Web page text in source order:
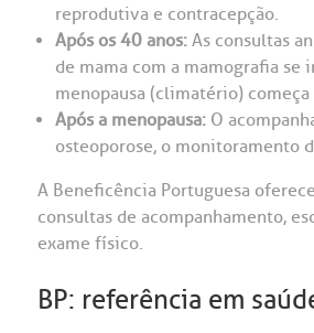
reprodutiva e contracepção.
Após os 40 anos:As consultas
de mama com a mamografia se
menopausa (climatério)
Após a menopausa:O
osteoporose, o monitoramento
A Beneficência Portuguesa
consultas de acompanhamento,
exame físico.
BP: referência em